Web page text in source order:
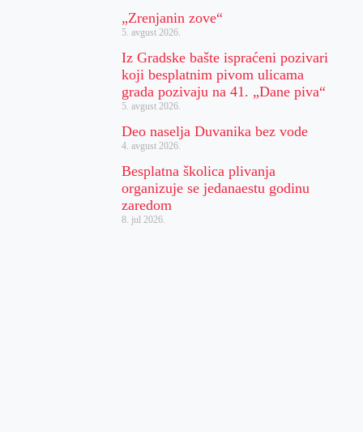
„Zrenjanin zove“
5. avgust 2026.
Iz Gradske bašte ispraćeni pozivari
koji besplatnim pivom ulicama
grada pozivaju na 41. „Dane piva“
5. avgust 2026.
Deo naselja Duvanika bez vode
4. avgust 2026.
Besplatna školica plivanja
organizuje se jedanaestu godinu
zaredom
8. jul 2026.